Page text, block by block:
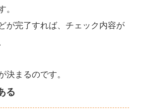
。
が完了すれば、チェック内容が
決まるのです。
る